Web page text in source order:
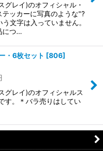
グレイ)のオフィシャル・
テッカーに写真のような"?
文字は入っていません。
につ…
・6枚セット [806]
グレイ)のオフィシャルス
す。＊バラ売りはしてい